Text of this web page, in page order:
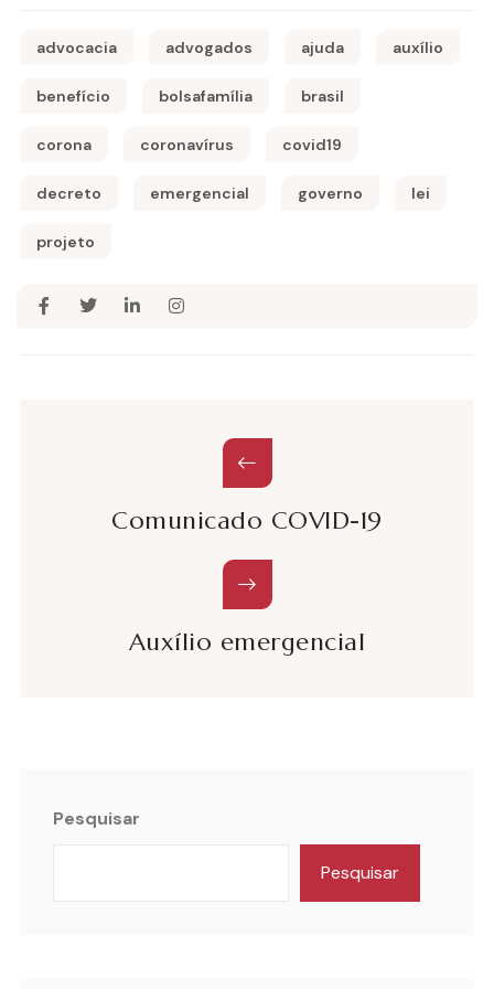
advocacia advogados ajuda auxílio
benefício bolsafamília brasil
corona coronavírus covid19
decreto emergencial governo lei
projeto
Comunicado COVID-19
Auxílio emergencial
Pesquisar
Pesquisar